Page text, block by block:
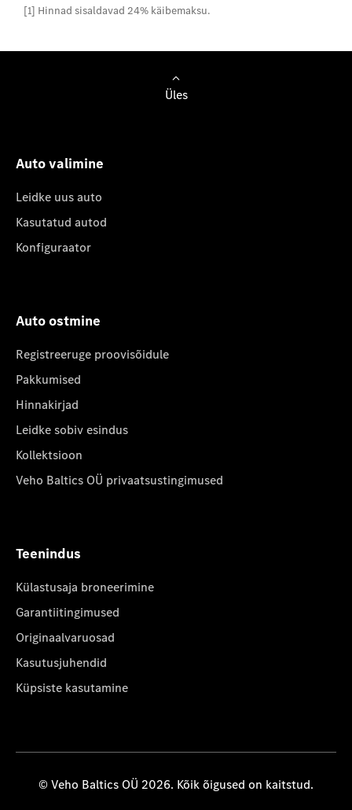
[1] Hinnad sisaldavad 24% käibemaksu.
Üles
Auto valimine
Leidke uus auto
Kasutatud autod
Konfiguraator
Auto ostmine
Registreeruge proovisõidule
Pakkumised
Hinnakirjad
Leidke sobiv esindus
Kollektsioon
Veho Baltics OÜ privaatsustingimused
Teenindus
Külastusaja broneerimine
Garantiitingimused
Originaalvaruosad
Kasutusjuhendid
Küpsiste kasutamine
© Veho Baltics OÜ 2026. Kõik õigused on kaitstud.